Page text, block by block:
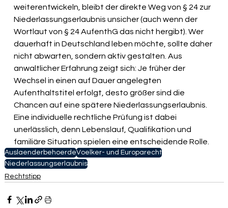
weiterentwickeln, bleibt der direkte Weg von § 24 zur
Niederlassungserlaubnis unsicher (auch wenn der
Wortlaut von § 24 AufenthG das nicht hergibt). Wer
dauerhaft in Deutschland leben möchte, sollte daher
nicht abwarten, sondern aktiv gestalten. Aus
anwaltlicher Erfahrung zeigt sich: Je früher der
Wechsel in einen auf Dauer angelegten
Aufenthaltstitel erfolgt, desto größer sind die
Chancen auf eine spätere Niederlassungserlaubnis.
Eine individuelle rechtliche Prüfung ist dabei
unerlässlich, denn Lebenslauf, Qualifikation und
familiäre Situation spielen eine entscheidende Rolle.
AuslaenderbehoerdeVoelker- und Europarecht
Niederlassungserlaubnis
Rechtstipp